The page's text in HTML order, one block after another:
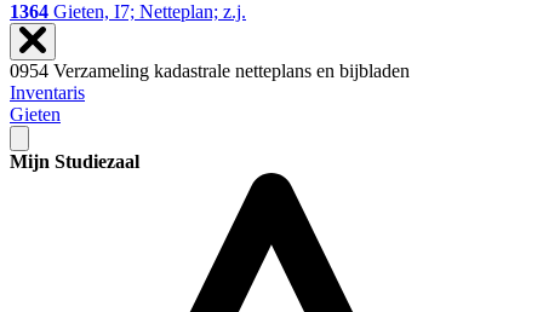
1364 Gieten, I7; Netteplan; z.j.
0954 Verzameling kadastrale netteplans en bijbladen
Inventaris
Gieten
Mijn Studiezaal